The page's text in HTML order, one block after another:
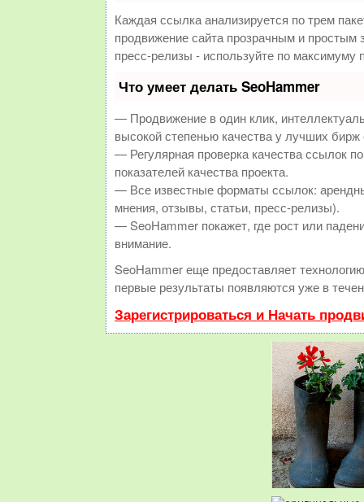
Каждая ссылка анализируется по трем
продвижение сайта прозрачным и
пресс-релизы - используйте по
Что умеет делать SeoHammer
— Продвижение в один клик,
высокой степенью качества у лучших
— Регулярная проверка качества ссылок
показателей качества проекта.
— Все известные форматы ссылок:
мнения, отзывы, статьи, пресс-релизы).
— SeoHammer покажет, где рост или
внимание.
SeoHammer еще предоставляет
первые результаты появляются уже в
Зарегистрироваться и Начать